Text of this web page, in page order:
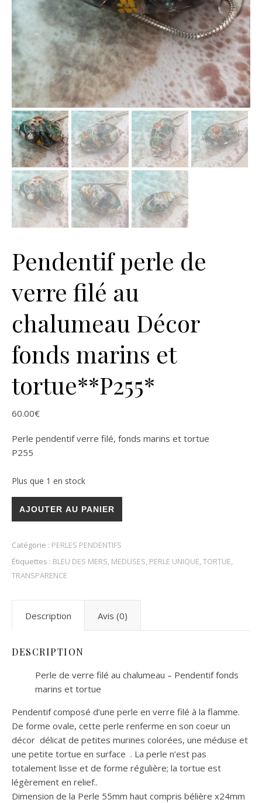
Pendentif perle de
verre filé au
chalumeau Décor
fonds marins et
tortue**P255*
60.00€
Perle pendentif verre filé, fonds marins et tortue
P255
Plus que 1 en stock
AJOUTER AU PANIER
Catégorie : PERLES PENDENTIFS
Étiquettes : BLEU DES MERS MEDUSES PERLE UNIQUE TORTUE
TRANSPARENCE
Description Avis (0)
DESCRIPTION
Perle de verre filé au chalumeau – Pendentif fonds
marins et tortue
Pendentif composé d’une perle en verre filé à la flamme.
De forme ovale, cette perle renferme en son coeur un
décor délicat de petites murines colorées, une méduse et
une petite tortue en surface . La perle n’est pas
totalement lisse et de forme régulière; la tortue est
légèrement en relief..
Dimension de la Perle 55mm haut compris bélière x24mm